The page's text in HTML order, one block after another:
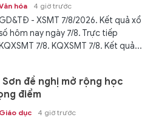
hóa 4 giờ trước
- XSMT 7/8/2026. Kết quả xổ
hôm nay ngày 7/8. Trực tiếp
KQXSMT 7/8. KQXSMT 7/8. Kết quả...
đề nghị mở rộng học
điểm
Giáo dục 4 giờ trước